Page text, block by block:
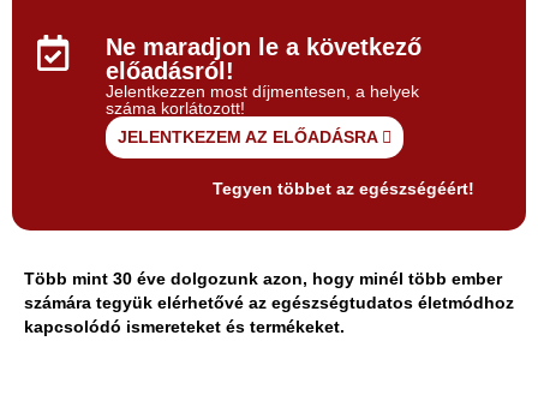
Tegyen többet az egészségéért!
Ne maradjon le a következő
előadásról!
Jelentkezzen most díjmentesen, a helyek
száma korlátozott!
JELENTKEZEM AZ ELŐADÁSRA
Több mint 30 éve dolgozunk azon, hogy minél több ember
számára tegyük elérhetővé az egészségtudatos életmódhoz
kapcsolódó ismereteket és termékeket.